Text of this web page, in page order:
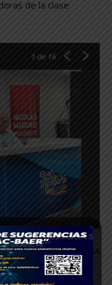
de la clase
1 de 16
/ JHORDANA